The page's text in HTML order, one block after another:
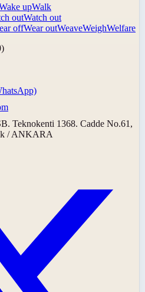
upWalk
outWatch out
offWear outWeaveWeighWelfare
Teknokenti 1368. Cadde No.61,
/ ANKARA